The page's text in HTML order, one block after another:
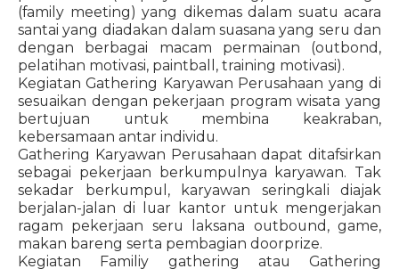
(family meeting) yang dikemas dalam suatu acara
santai yang diadakan dalam suasana yang seru dan
dengan berbagai macam permainan (outbond,
pelatihan motivasi, paintball, training motivasi).
Kegiatan Gathering Karyawan Perusahaan yang di
sesuaikan dengan pekerjaan program wisata yang
bertujuan untuk membina keakraban,
kebersamaan antar individu.
Gathering Karyawan Perusahaan dapat ditafsirkan
sebagai pekerjaan berkumpulnya karyawan. Tak
sekadar berkumpul, karyawan seringkali diajak
berjalan-jalan di luar kantor untuk mengerjakan
ragam pekerjaan seru laksana outbound, game,
makan bareng serta pembagian doorprize.
Kegiatan Familiy gathering atau Gathering